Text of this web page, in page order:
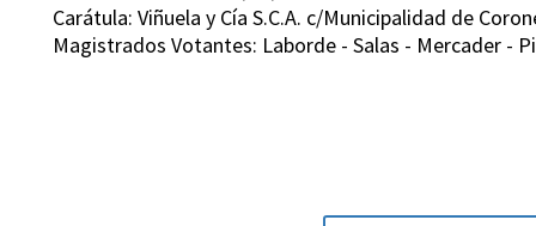
Carátula: Viñuela y Cía S.C.A. c/Municipalidad de
Magistrados Votantes: Laborde - Salas - Mercader -